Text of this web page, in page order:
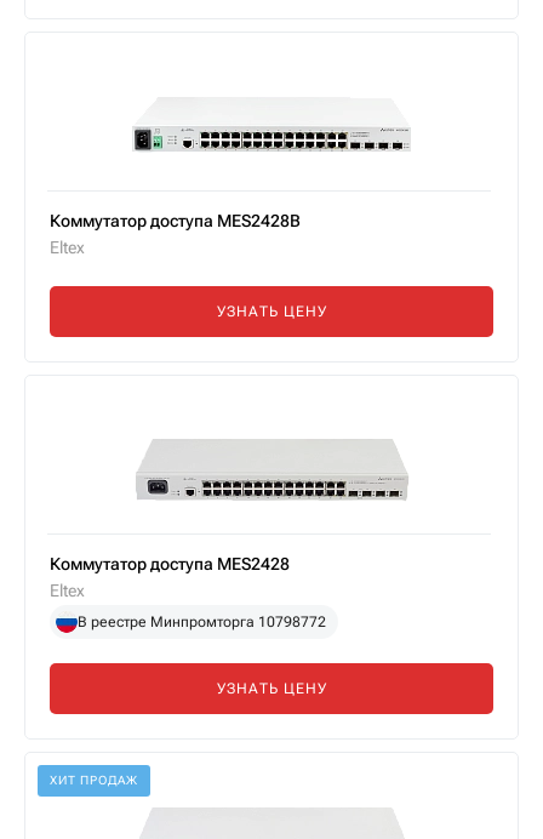
Коммутатор доступа MES2428B
Eltex
УЗНАТЬ ЦЕНУ
Коммутатор доступа MES2428
Eltex
В реестре Минпромторга 10798772
УЗНАТЬ ЦЕНУ
ХИТ ПРОДАЖ